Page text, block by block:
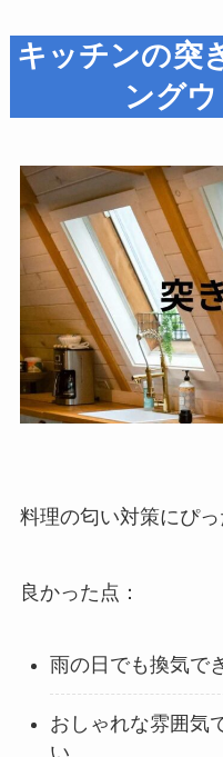
キッチンの突
ングウ
料理の匂い対策にぴっ
良かった点：
雨の日でも換気で
おしゃれな雰囲気